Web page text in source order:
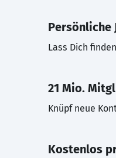
Persönliche
Lass Dich
21 Mio.
Knüpf neue
Kostenlos